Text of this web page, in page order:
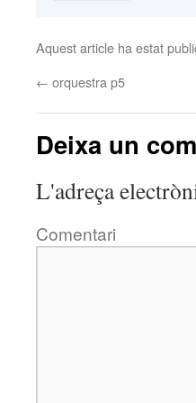
Aquest article ha estat
← orquestra p5
Deixa un
L'adreça
Comentari